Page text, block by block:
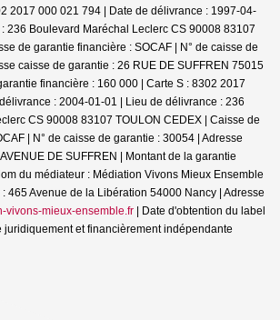
2017 000 021 794 | Date de délivrance : 1997-04-
236 Boulevard Maréchal Leclerc CS 90008 83107
de garantie financière : SOCAF | N° de caisse de
caisse de garantie : 26 RUE DE SUFFREN 75015
financière : 160 000 | Carte S : 8302 2017
: 2004-01-01 | Lieu de délivrance : 236
CS 90008 83107 TOULON CEDEX | Caisse de
| N° de caisse de garantie : 30054 | Adresse
DE SUFFREN | Montant de la garantie
du médiateur : Médiation Vivons Mieux Ensemble
465 Avenue de la Libération 54000 Nancy | Adresse
vivons-mieux-ensemble.fr | Date d'obtention du label
juridiquement et financièrement indépendante